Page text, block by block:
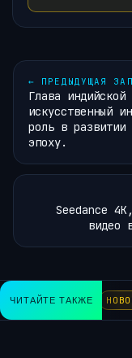
← ПРЕДЫДУЩАЯ
Глава
искусственный
роль в развитии
эпоху.
Seedance
видео
ЧИТАЙТЕ ТАКЖЕ